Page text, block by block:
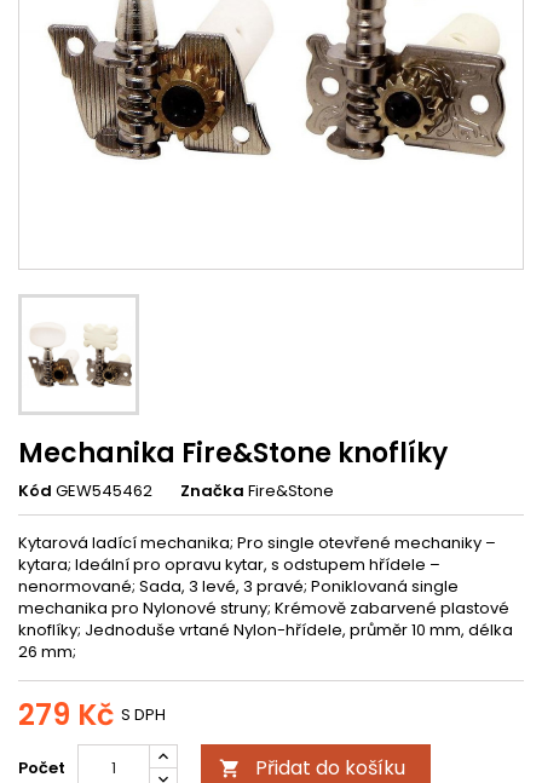
Mechanika Fire&Stone knoflíky
Kód GEW545462 Značka Fire&Stone
Kytarová ladící mechanika; Pro single otevřené mechaniky –
kytara; Ideální pro opravu kytar, s odstupem hřídele –
nenormované; Sada, 3 levé, 3 pravé; Poniklovaná single
mechanika pro Nylonové struny; Krémově zabarvené plastové
knoflíky; Jednoduše vrtané Nylon-hřídele, průměr 10 mm, délka
26 mm;
279 Kč S DPH
Počet  Přidat do košíku